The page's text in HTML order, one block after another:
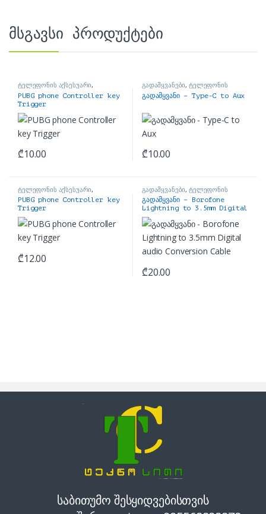
მსგავსი პროდუქტები
ტელეფონის აქსესუარი,
ჯოისტიკები
PUBG phone Controller key
Trigger
₾10.00
გადამყვანები,ტელეფონის
აქსესუარი
გადამყვანი – Type-C to Aux
₾10.00
ტელეფონის აქსესუარი,
ჯოისტიკები
PUBG phone Controller key
Trigger
₾12.00
გადამყვანები,ტელეფონის
აქსესუარი
გადამყვანი – Borofone
Lightning to 3.5mm Digital
audio Conversion Cable
₾20.00
საბითუმო შესყიდვებისთვის